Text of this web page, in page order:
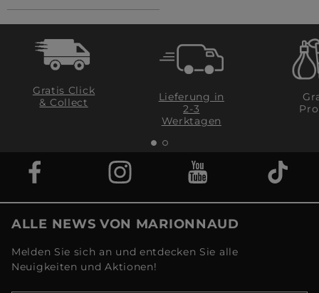
Gratis Click
& Collect
Lieferung in
2-3
Werktagen
ALLE NEWS VON MARIONNAUD
Melden Sie sich an und entdecken Sie alle
Neuigkeiten und Aktionen!